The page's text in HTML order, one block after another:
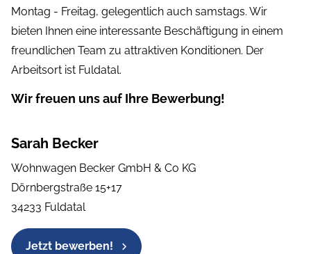
Montag - Freitag, gelegentlich auch samstags. Wir
bieten Ihnen eine interessante Beschäftigung in einem
freundlichen Team zu attraktiven Konditionen. Der
Arbeitsort ist Fuldatal.
Wir freuen uns auf Ihre Bewerbung!
Sarah Becker
Wohnwagen Becker GmbH & Co KG
Dörnbergstraße 15+17
34233 Fuldatal
Jetzt bewerben!